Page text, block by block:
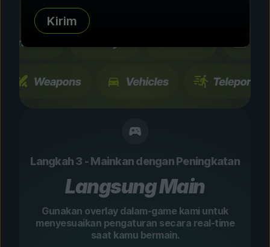
bersifat sementara dan dapat diubah seketika.
Langkah 3 - Mainkan dengan Peningkatan
Langsung Main
Gunakan overlay dalam-game kami untuk
menyesuaikan pengaturan secara real-time
saat kamu bermain.
Kirim